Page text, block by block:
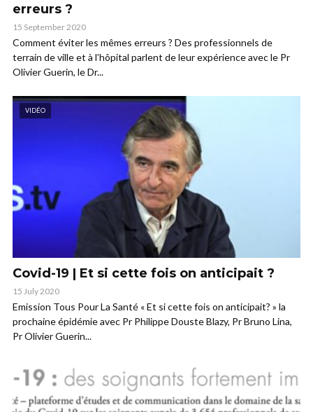
erreurs ?
15 September 2020
Comment éviter les mêmes erreurs ? Des professionnels de
terrain de ville et à l’hôpital parlent de leur expérience avec le Pr
Olivier Guerin, le Dr...
VIDÉO
Covid-19 | Et si cette fois on anticipait ?
15 July 2020
Emission Tous Pour La Santé « Et si cette fois on anticipait? » la
prochaine épidémie avec Pr Philippe Douste Blazy, Pr Bruno Lina,
Pr Olivier Guerin...